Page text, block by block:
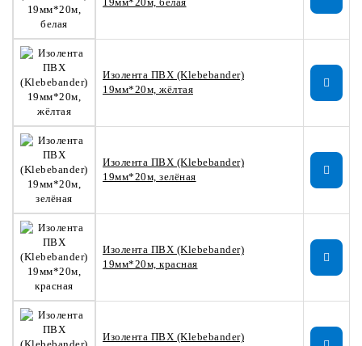
Изолента ПВХ (Klebebander)
19мм*20м, жёлтая
Изолента ПВХ (Klebebander)
19мм*20м, зелёная
Изолента ПВХ (Klebebander)
19мм*20м, красная
Изолента ПВХ (Klebebander)